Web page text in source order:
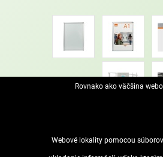
POPIS ŠPECIFIKÁCIA
Rovnako ako väčšina
Webové lokality pomocou